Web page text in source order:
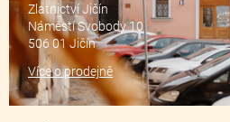
Zlatnictví Jičín
Náměstí Svobody 10
506 01 Jičín
Více o prodejně